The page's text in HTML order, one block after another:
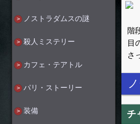
階
目
さ
チ
ノストラダムスの謎
殺人ミステリー
カフェ・テアトル
パリ・ストーリー
装備